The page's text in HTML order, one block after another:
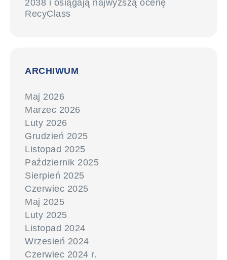
2038 i osiągają najwyższą ocenę
RecyClass
ARCHIWUM
Maj 2026
Marzec 2026
Luty 2026
Grudzień 2025
Listopad 2025
Październik 2025
Sierpień 2025
Czerwiec 2025
Maj 2025
Luty 2025
Listopad 2024
Wrzesień 2024
Czerwiec 2024 r.